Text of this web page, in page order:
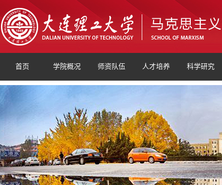
首页 学院概况 师资队伍 人才培养 科学研究